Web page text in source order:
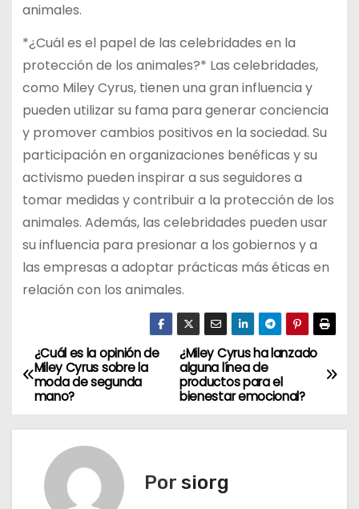
animales.
*¿Cuál es el papel de las celebridades en la
protección de los animales?* Las celebridades,
como Miley Cyrus, tienen una gran influencia y
pueden utilizar su fama para generar conciencia
y promover cambios positivos en la sociedad. Su
participación en organizaciones benéficas y su
activismo pueden inspirar a sus seguidores a
tomar medidas y contribuir a la protección de los
animales. Además, las celebridades pueden usar
su influencia para presionar a los gobiernos y a
las empresas a adoptar prácticas más éticas en
relación con los animales.
N
a
v
¿Miley Cyrus ha lanzado
alguna línea de
productos para el
bienestar emocional?
¿Cuál es la opinión de
Miley Cyrus sobre la
moda de segunda
mano?
Por siorg